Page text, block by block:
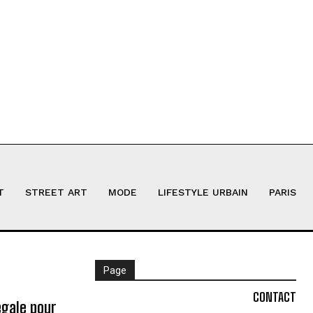
STREET ART MODE LIFESTYLE URBAIN PARIS
pour
Page
CONTACT